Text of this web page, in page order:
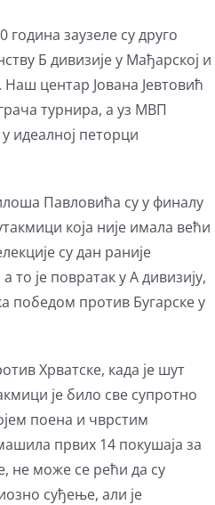
заузеле су друго
Б дивизије у Мађарској и
центар Јована Јевтовић
турнира, а уз МВП
идеалној петорци
Павловића су у финалу
која није имала већи
су дан раније
је повратак у А дивизију,
победом против Бугарске у
Хрватске, када је шут
је било све супротно
поена и чврстим
првих 14 покушаја за
не може се рећи да су
суђење, али је